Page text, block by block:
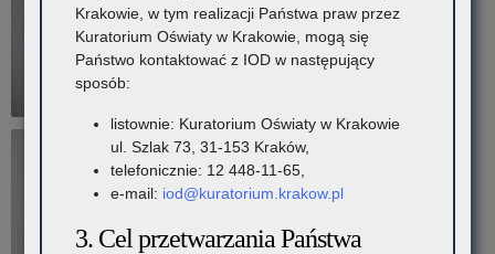
Krakowie, w tym realizacji Państwa praw przez
Kuratorium Oświaty w Krakowie, mogą się
Państwo kontaktować z IOD w następujący
sposób:
listownie: Kuratorium Oświaty w Krakowie
ul. Szlak 73, 31-153 Kraków,
telefonicznie: 12 448-11-65,
e-mail: iod@kuratorium.krakow.pl
3. Cel przetwarzania Państwa